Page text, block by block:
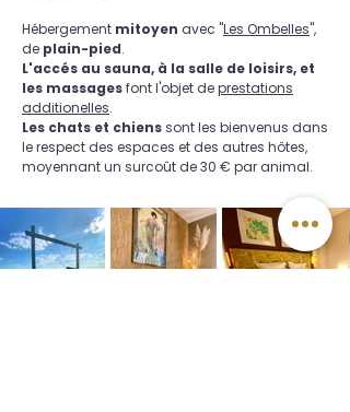
Hébergement mitoyen avec "Les Ombelles",
de plain-pied.
L'accés au sauna, à la salle de loisirs, et
les massagesfont l'objet deprestations
additionelles.
Les chats et chienssont les bienvenus dans
le respect des espaces et des autres hôtes,
moyennant un surcoût de 30 € par animal.